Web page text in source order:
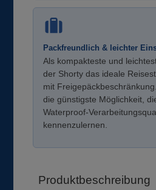
Packfreundlich & leichter
Als kompakteste und
der Shorty das ideale
mit
die günstigste Möglichkeit,
Waterproof-
kennenzulernen.
Produktbeschreibung